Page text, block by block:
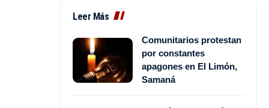
Leer Más
Comunitarios protestan
por constantes
apagones en El Limón,
Samaná